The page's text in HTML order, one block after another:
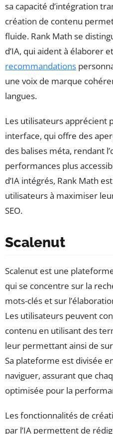
sa capacité d’intégration
création de contenu
fluide. Rank Math se
d’IA, qui aident à élaborer
recommandations
une voix de marque
langues.
Les utilisateurs apprécient
interface, qui offre des
des balises méta, rendant
performances plus
d’IA intégrés, Rank Math
utilisateurs à maximiser
SEO.
Scalenut
Scalenut est une
qui se concentre sur la
mots-clés et sur
Les utilisateurs peuvent
contenu en utilisant des
leur permettant ainsi de
Sa plateforme est divisée
naviguer, assurant que
optimisée pour la
Les fonctionnalités de
par l’IA permettent de